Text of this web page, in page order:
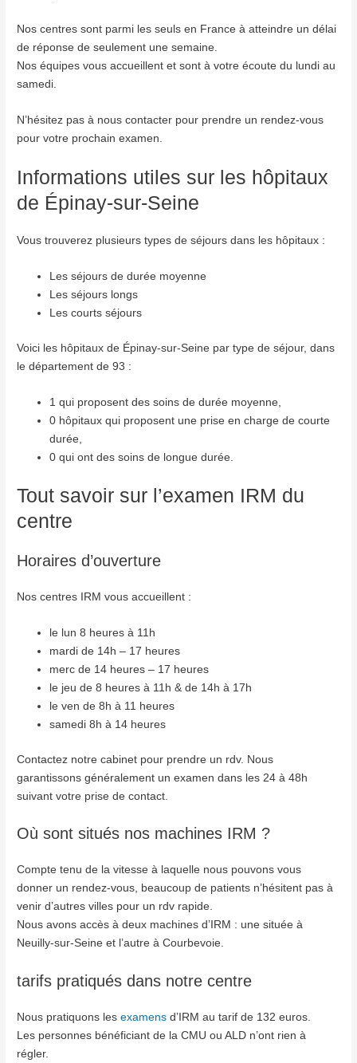
Nos centres sont parmi les seuls en France à atteindre un délai
de réponse de seulement une semaine.
Nos équipes vous accueillent et sont à votre écoute du lundi au
samedi.
N’hésitez pas à nous contacter pour prendre un rendez-vous
pour votre prochain examen.
Informations utiles sur les hôpitaux
de Épinay-sur-Seine
Vous trouverez plusieurs types de séjours dans les hôpitaux :
Les séjours de durée moyenne
Les séjours longs
Les courts séjours
Voici les hôpitaux de Épinay-sur-Seine par type de séjour, dans
le département de 93 :
1 qui proposent des soins de durée moyenne,
0 hôpitaux qui proposent une prise en charge de courte
durée,
0 qui ont des soins de longue durée.
Tout savoir sur l’examen IRM du
centre
Horaires d’ouverture
Nos centres IRM vous accueillent :
le lun 8 heures à 11h
mardi de 14h – 17 heures
merc de 14 heures – 17 heures
le jeu de 8 heures à 11h & de 14h à 17h
le ven de 8h à 11 heures
samedi 8h à 14 heures
Contactez notre cabinet pour prendre un rdv. Nous
garantissons généralement un examen dans les 24 à 48h
suivant votre prise de contact.
Où sont situés nos machines IRM ?
Compte tenu de la vitesse à laquelle nous pouvons vous
donner un rendez-vous, beaucoup de patients n’hésitent pas à
venir d’autres villes pour un rdv rapide.
Nous avons accès à deux machines d’IRM : une située à
Neuilly-sur-Seine et l’autre à Courbevoie.
tarifs pratiqués dans notre centre
Nous pratiquons lesexamens d’IRM au tarif de 132 euros.
Les personnes bénéficiant de la CMU ou ALD n’ont rien à
régler.